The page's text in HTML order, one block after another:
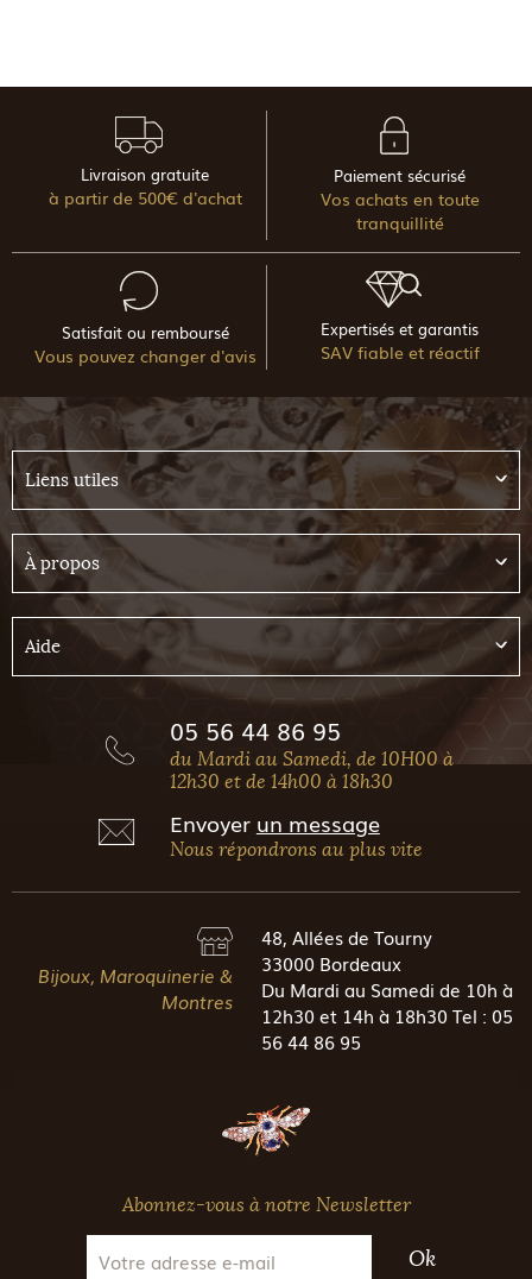
Livraison gratuite
à partir de 500€ d'achat
Paiement sécurisé
Vos achats en toute
tranquillité
Satisfait ou remboursé
Vous pouvez changer d'avis
Expertisés et garantis
SAV fiable et réactif
Liens utiles
À propos
Aide
05 56 44 86 95
du Mardi au Samedi, de 10H00 à
12h30 et de 14h00 à 18h30
Envoyer un message
Nous répondrons au plus vite
Bijoux, Maroquinerie &
Montres
48, Allées de Tourny
33000 Bordeaux
Du Mardi au Samedi de 10h à
12h30 et 14h à 18h30 Tel : 05
56 44 86 95
Abonnez-vous à notre Newsletter
Ok